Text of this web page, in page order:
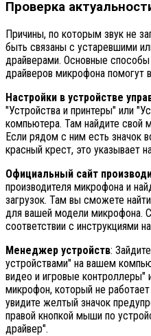
Проверка
Причины, по которым звук не
быть связаны с устаревшими
драйверами. Основные способы
драйверов микрофона помогут
Настройки в устройстве
"Устройства и принтеры" или
компьютера. Там найдите свой
Если рядом с ним есть значок
красный крест, это указывает
Официальный сайт
производителя микрофона и
загрузок. Там вы сможете
для вашей модели микрофона.
соответствии с инструкциями
Менеджер устройств:
устройствами" на вашем
видео и игровые контроллеры"
микрофон, который не
увидите желтый значок
правой кнопкой мыши по
драйвер".